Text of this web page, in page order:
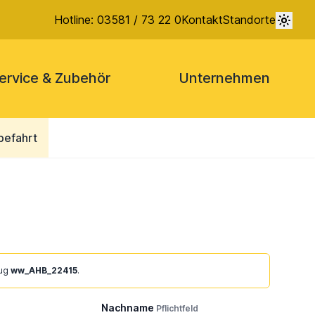
Hotline: 03581 / 73 22 0KontaktStandorte
& Zubehör Unternehmen
ww_AHB_22415.
Nachname Pflichtfeld